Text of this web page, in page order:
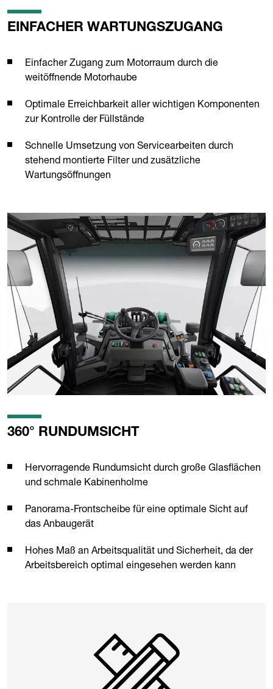
EINFACHER WARTUNGSZUGANG
Einfacher Zugang zum Motorraum durch die
weitöffnende Motorhaube
Optimale Erreichbarkeit aller wichtigen Komponenten
zur Kontrolle der Füllstände
Schnelle Umsetzung von Servicearbeiten durch
stehend montierte Filter und zusätzliche
Wartungsöffnungen
360° RUNDUMSICHT
Hervorragende Rundumsicht durch große Glasflächen
und schmale Kabinenholme
Panorama-Frontscheibe für eine optimale Sicht auf
das Anbaugerät
Hohes Maß an Arbeitsqualität und Sicherheit, da der
Arbeitsbereich optimal eingesehen werden kann